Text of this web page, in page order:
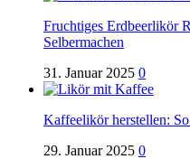
Fruchtiges Erdbeerlikör
Selbermachen
31. Januar 2025 0
Kaffeelikör herstellen:
29. Januar 2025 0